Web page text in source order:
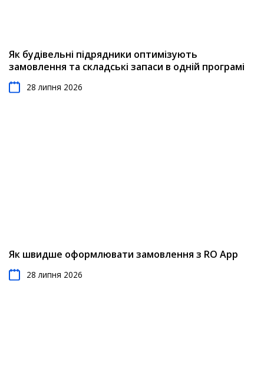
Як будівельні підрядники оптимізують
замовлення та складські запаси в одній програмі
28 липня 2026
Як швидше оформлювати замовлення з RO App
28 липня 2026